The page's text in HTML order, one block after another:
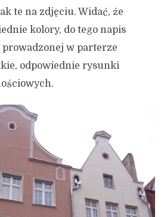
te na zdjęciu. Widać, że
kolory, do tego napis
prowadzonej w parterze
odpowiednie rysunki